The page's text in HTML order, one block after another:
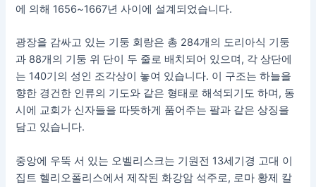
에 의해 1656~1667년 사이에 설계되었습니다.
광장을 감싸고 있는 기둥 회랑은 총 284개의 도리아식 기둥
과 88개의 기둥 위 단이 두 줄로 배치되어 있으며, 각 상단에
는 140기의 성인 조각상이 놓여 있습니다. 이 구조는 하늘을
향한 경건한 인류의 기도와 같은 형태로 해석되기도 하며, 동
시에 교회가 신자들을 따뜻하게 품어주는 팔과 같은 상징을
담고 있습니다.
중앙에 우뚝 서 있는 오벨리스크는 기원전 13세기경 고대 이
집트 헬리오폴리스에서 제작된 화강암 석주로, 로마 황제 칼